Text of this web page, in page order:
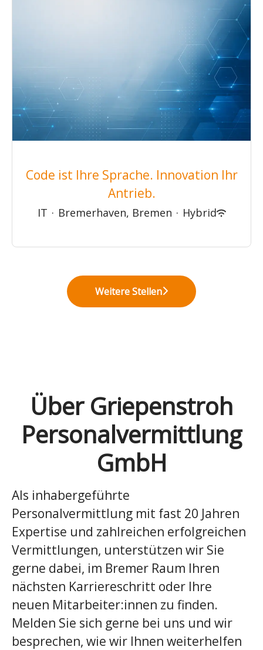
Code ist Ihre Sprache. Innovation Ihr
Antrieb.
IT · Bremerhaven, Bremen · Hybrid
Weitere Stellen
Über Griepenstroh
Personalvermittlung
GmbH
Als inhabergeführte
Personalvermittlung mit fast 20 Jahren
Expertise und zahlreichen erfolgreichen
Vermittlungen, unterstützen wir Sie
gerne dabei, im Bremer Raum Ihren
nächsten Karriereschritt oder Ihre
neuen Mitarbeiter:innen zu finden.
Melden Sie sich gerne bei uns und wir
besprechen, wie wir Ihnen weiterhelfen